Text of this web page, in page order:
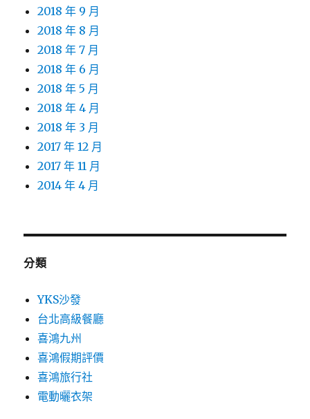
2018 年 9 月
2018 年 8 月
2018 年 7 月
2018 年 6 月
2018 年 5 月
2018 年 4 月
2018 年 3 月
2017 年 12 月
2017 年 11 月
2014 年 4 月
分類
YKS沙發
台北高級餐廳
喜鴻九州
喜鴻假期評價
喜鴻旅行社
電動曬衣架